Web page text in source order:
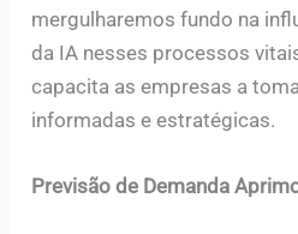
mergulharemos fundo na
da IA nesses processos
capacita as empresas a
informadas e estratégicas.
Previsão de Demanda